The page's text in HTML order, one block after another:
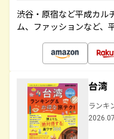
渋谷・原宿など平成カル
ム、ファッションなど、
台湾
ランキ